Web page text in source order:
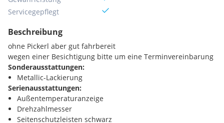
Servicegepflegt
Beschreibung
ohne Pickerl aber gut fahrbereit
wegen einer Besichtigung bitte um eine Terminvereinbarung
Sonderausstattungen:
Metallic-Lackierung
Serienausstattungen:
Außentemperaturanzeige
Drehzahlmesser
Seitenschutzleisten schwarz